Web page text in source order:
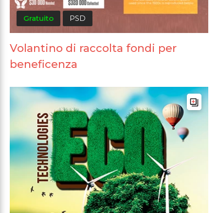
Gratuito PSD
Volantino di raccolta fondi per
beneficenza